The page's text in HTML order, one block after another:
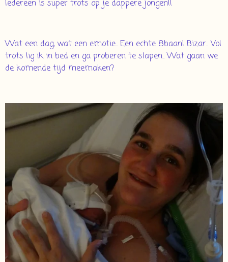
Iedereen is super trots op je dappere jongen!!
Wat een dag, wat een emotie.. Een echte 8baan! Bizar.. Vol
trots lig ik in bed en ga proberen te slapen.. Wat gaan we
de komende tijd meemaken?